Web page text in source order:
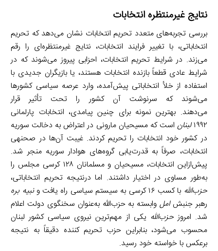
نتایج غیرمنتظره انتخابات
بررسی تجربه‌های متعدد تحریم انتخابات نشان می‌دهد که تحریم
انتخاباتی، با تغییر فرایند انتخابات، نتایج غیرمنتظره‌ای را رقم
می‌زند. در شرایط تحریم انتخابات، احزابی پیروز می‌شوند که در
شرایط عادی قطعاً بازنده انتخابات هستند، یا بازیگران جدیدی با
استفاده از خلأ انتخاباتی پیش‌آمده، وارد عرصه سیاسی کشورها
می‌شوند که سرنوشت آن کشور را تحت تأثیر قرار
می‌دهند. بهترین نمونه برای چنین پیامدی، انتخابات پارلمانی
۱۹۹۲ لبنان است که مسیحیان مارونی در اعتراض به دخالت سوریه
در کشور خود انتخابات را تحریم کردند. غیبت آن‌ها در صحنهی
انتخابات، صرفاً به قدرت‌یابی گروه‌های هوادار سوریه منجر شد.
پیش‌ازاین انتخابات، مسیحیان و مسلمانان ۱۲۸ کرسی مجلس را
به‌طور مساوی در اختیار داشتند. اما درنتیجه تحریم انتخاباتی،
حزب‌الله با کسب ۱۶ کرسی به سیستم سیاسی راه یافت و
نبیه بره
رهبر جنبشامل وابسته به حزب‌الله به‌عنوان سخنگوی دولت اعلام
شد. امروزحزب‌الله یکی از مهم‌ترین نیروی سیاسی کشور لبنان
محسوب می‌شود، بنابراین حزب تحریم کننده دقیقاً به نتیجه
برعکس با خواسته خود رسید.